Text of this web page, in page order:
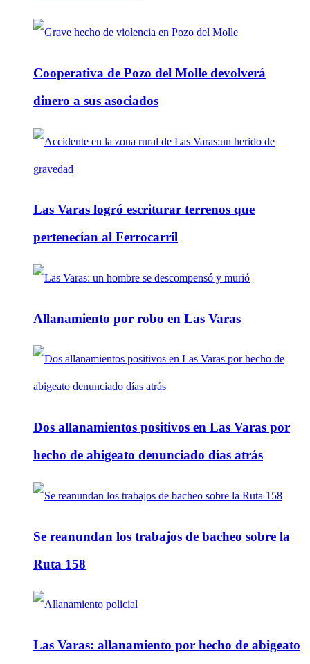
Cooperativa de Pozo del Molle devolverá
dinero a sus asociados
Las Varas logró escriturar terrenos que
pertenecían al Ferrocarril
Allanamiento por robo en Las Varas
Dos allanamientos positivos en Las Varas por
hecho de abigeato denunciado días atrás
Se reanundan los trabajos de bacheo sobre la
Ruta 158
Las Varas: allanamiento por hecho de abigeato